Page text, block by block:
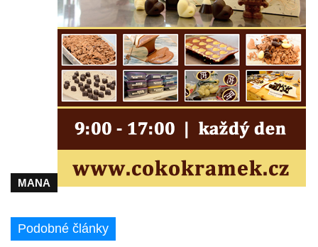
Míru v Mělníku
Kašna Rusalka ve Smetanových sadech v
Plzni
Fontána se sochou Matka s dítětem v
Kopeckého sadech v Plzni
Dobřanech
Kašna na Mírovém náměstí v Netolicích
náměstí v Trutnově
Kašna Hygie na budově radnice na Horním
MANA
Podobné články